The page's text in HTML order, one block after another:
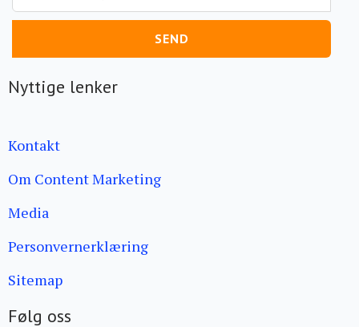
SEND
Nyttige lenker
Kontakt
Om Content Marketing
Media
Personvernerklæring
Sitemap
Følg oss